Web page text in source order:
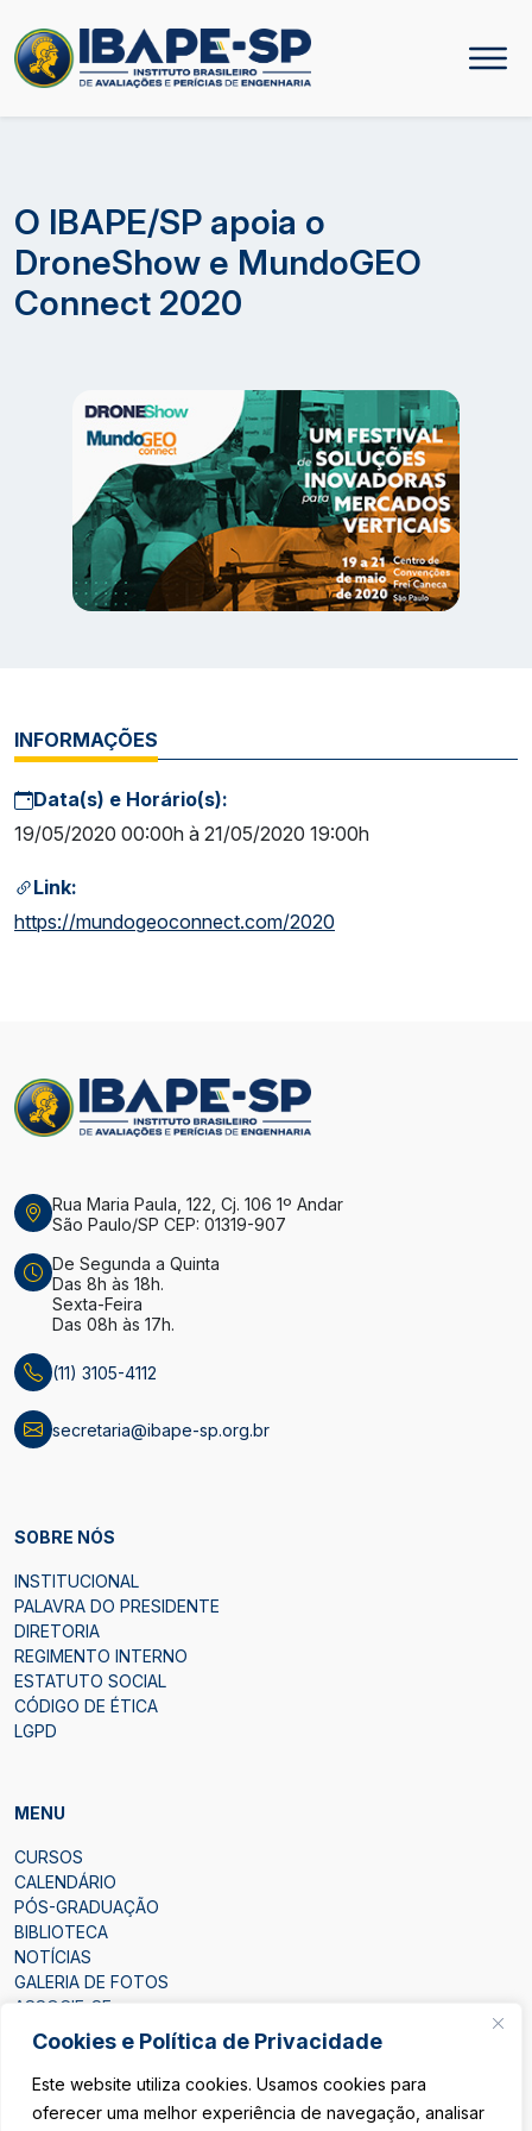
Cookies e Política de Privacidade
Este website utiliza cookies. Usamos cookies para
oferecer uma melhor experiência de navegação, analisar
O IBAPE/SP apoia o
DroneShow e MundoGEO
Connect 2020
INFORMAÇÕES
Data(s) e Horário(s):
19/05/2020 00:00h à 21/05/2020 19:00h
Link:
https://mundogeoconnect.com/2020
Rua Maria Paula, 122, Cj. 106 1º Andar
São Paulo/SP CEP: 01319-907
De Segunda a Quinta
Das 8h às 18h.
Sexta-Feira
Das 08h às 17h.
(11) 3105-4112
secretaria@ibape-sp.org.br
SOBRE NÓS
INSTITUCIONAL
PALAVRA DO PRESIDENTE
DIRETORIA
REGIMENTO INTERNO
ESTATUTO SOCIAL
CÓDIGO DE ÉTICA
LGPD
MENU
CURSOS
CALENDÁRIO
PÓS-GRADUAÇÃO
BIBLIOTECA
NOTÍCIAS
GALERIA DE FOTOS
ASSOCIE-SE
CONTATO